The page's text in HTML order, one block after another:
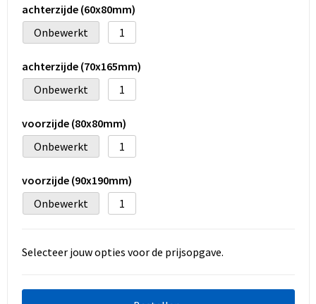
Autotassen
Matrozentassen
Kledingtassen
achterzijde (60x80mm)
Onbewerkt
1
achterzijde (70x165mm)
Onbewerkt
1
voorzijde (80x80mm)
Onbewerkt
1
voorzijde (90x190mm)
Onbewerkt
1
Selecteer jouw opties voor de prijsopgave.